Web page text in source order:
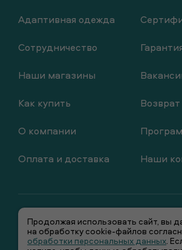
Адаптивная одежда
Сотрудничество
Наши магазины
Как купить
О компании
Оплата и доставка
Возврат
Наши
Продолжая использовать сайт, вы
на обработку cookie-файлов
обработки персональных данных .